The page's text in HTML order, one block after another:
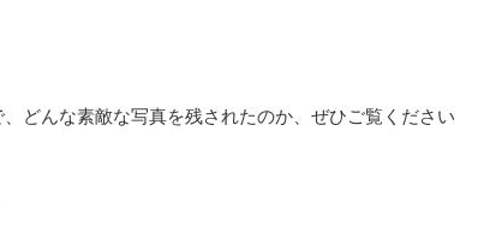
どんな素敵な写真を残されたのか、ぜひご覧ください